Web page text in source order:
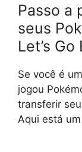
Passo a
seus
Let’s Go
Se você é
jogou
transferir
Aqui está